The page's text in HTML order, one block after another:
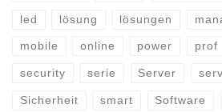
led lösung lösungen
mobile online power prof
security serie Server
Sicherheit smart Software